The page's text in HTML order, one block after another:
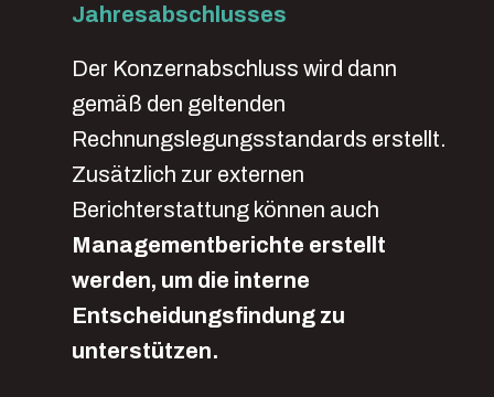
Jahresabschlusses
Der Konzernabschluss wird dann
gemäß den geltenden
Rechnungslegungsstandards erstellt.
Zusätzlich zur externen
Berichterstattung können auch
Managementberichte erstellt
werden, um die interne
Entscheidungsfindung zu
unterstützen.